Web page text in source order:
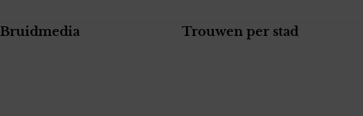
Bruidmedia Trouwen per stad